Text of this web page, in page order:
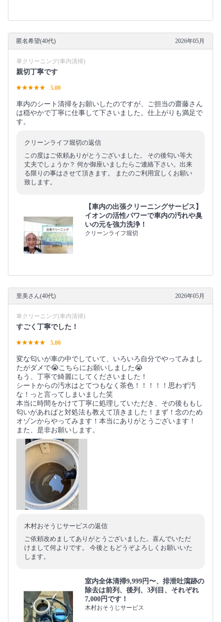
匿名希望(40代) 2026年05月
車クリーニング(車内清掃)
親切丁寧です
5.00
車内のシート清掃をお願いしたのですが、ご担当の齋藤さん
は穏やかで丁寧に仕事して下さいました。仕上がりも満足で
す。
クリーンライフ堀切の返信
この度はご依頼ありがとうございました。 その後匂い等大
丈夫でしょうか？ 何か御座いましたらご連絡下さい。出来
る限りの事はさせて頂きます。 またのご利用宜しくお願い
致します。
【車内の出張クリーニングサービス】
イオンの活性パワーで車内の汚れや臭
いの元を強力洗浄！
クリーンライフ堀切
里美さん(40代) 2026年05月
車クリーニング(車内清掃)
すごく丁寧でした！
5.00
変な匂いが車の中でしていて、いろいろ自分でやってみまし
たがダメで😭こちらにお願いしました😭
もう、丁寧で綺麗にしてくださいました！
シートからの汚水はとてつもなく茶色！！！！！思わず汚
な！っと言ってしまいました笑
本当に時間をかけて丁寧に処理していただき、その後ももし
匂いがあればと対処法も教えて頂きました！まず！念のため
オゾンからやってみます！本当にありがとうございます！
また、是非お願いします。
木村おそうじサービスの返信
ご依頼改めましてありがとうございました。喜んでいただ
けまして何よりです。 今後ともどうぞよろしくお願いいた
します。
室内全体清掃9,999円〜、排泄吐瀉跡の
除去は前列、後列、3列目、それぞれ
7,000円です！
木村おそうじサービス